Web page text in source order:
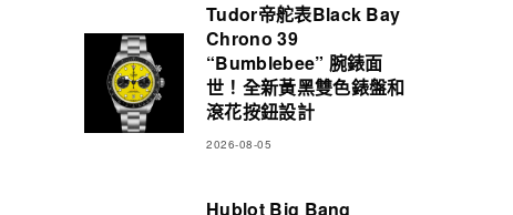
Tudor帝舵表Black Bay
Chrono 39
“Bumblebee” 腕錶面
世！全新黃黑雙色錶盤和
滾花按鈕設計
2026-08-05
Hublot Big Bang